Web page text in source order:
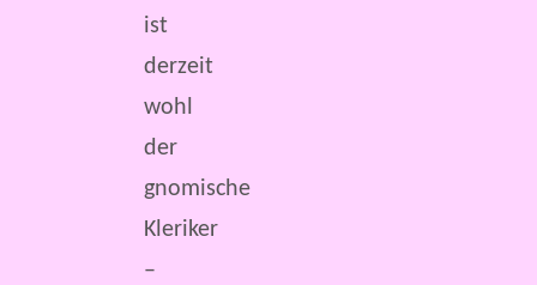
ist
derzeit
wohl
der
gnomische
Kleriker
–